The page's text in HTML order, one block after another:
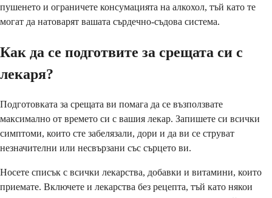
пушенето и ограничете консумацията на алкохол, тъй като те
могат да натоварят вашата сърдечно-съдова система.
Как да се подготвите за срещата си с
лекаря?
Подготовката за срещата ви помага да се възползвате
максимално от времето си с вашия лекар. Запишете си всички
симптоми, които сте забелязали, дори и да ви се струват
незначителни или несвързани със сърцето ви.
Носете списък с всички лекарства, добавки и витамини, които
приемате. Включете и лекарства без рецепта, тъй като някои